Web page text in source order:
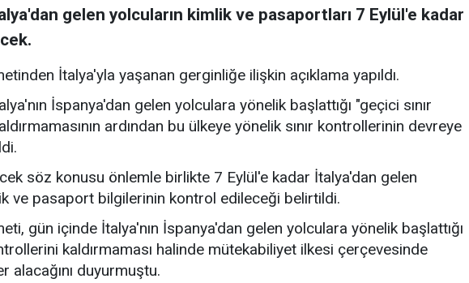
gelen yolcuların kimlik ve pasaportları 7 Eylül'e kadar
İtalya'yla yaşanan gerginliğe ilişkin açıklama yapıldı.
İspanya'dan gelen yolculara yönelik başlattığı "geçici sınır
ardından bu ülkeye yönelik sınır kontrollerinin devreye
söz konusu önlemle birlikte 7 Eylül'e kadar İtalya'dan gelen
ve pasaport bilgilerinin kontrol edileceği belirtildi.
gün içinde İtalya'nın İspanya'dan gelen yolculara yönelik başlattığı
kaldırmaması halinde mütekabiliyet ilkesi çerçevesinde
alacağını duyurmuştu.